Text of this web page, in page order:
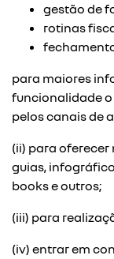
gestão de
rotinas
para maiores
funcionalidade
pelos canais de
(ii) para
guias,
books e outros;
(iii) para
(iv) entrar em